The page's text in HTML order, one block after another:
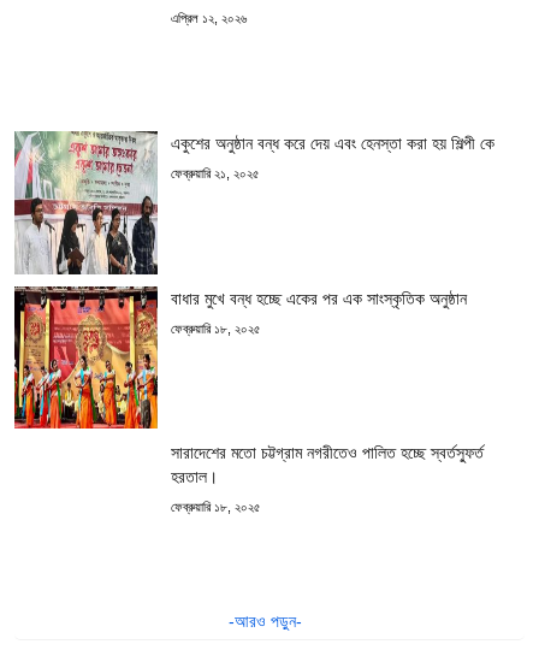
এপ্রিল ১২, ২০২৬
একুশের অনুষ্ঠান বন্ধ করে দেয় এবং হেনস্তা করা হয় শিল্পী কে
ফেব্রুয়ারি ২১, ২০২৫
বাধার মুখে বন্ধ হচ্ছে একের পর এক সাংস্কৃতিক অনুষ্ঠান
ফেব্রুয়ারি ১৮, ২০২৫
সারাদেশের মতো চট্টগ্রাম নগরীতেও পালিত হচ্ছে স্বর্তস্ফুর্ত
হরতাল।
ফেব্রুয়ারি ১৮, ২০২৫
-আরও পড়ুন-